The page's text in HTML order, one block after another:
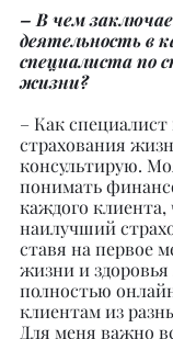
– В чем
деятельность в
специалиста по
жизни?
– Как
страхования
консультирую.
понимать
каждого
наилучший
ставя на первое
жизни и
полностью
клиентам из
Для меня важно